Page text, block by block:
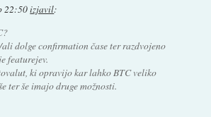
22:50izjavil:
dolge confirmation čase ter razdvojeno
featurejev.
ki opravijo kar lahko BTC veliko
ter še imajo druge možnosti.